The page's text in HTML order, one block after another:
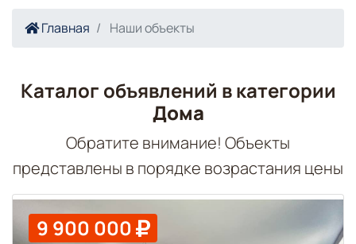
Главная Наши объекты
Каталог объявлений в категории
Дома
Обратите внимание! Объекты
представлены в порядке возрастания цены
9 900 000